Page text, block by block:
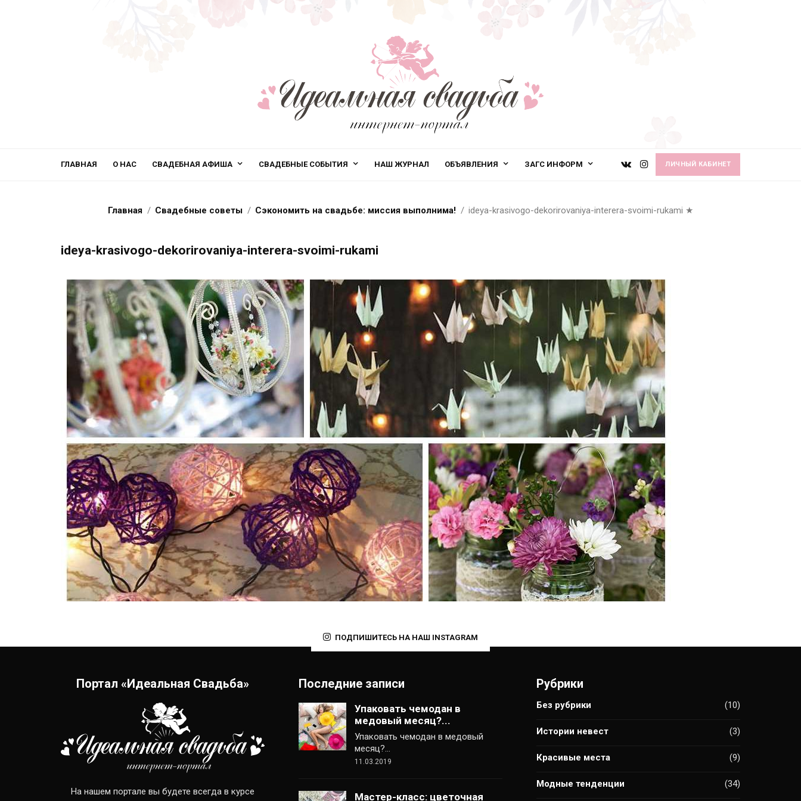
ГЛАВНАЯ О НАС СВАДЕБНАЯ АФИША СВАДЕБНЫЕ СОБЫТИЯ НАШ ЖУРНАЛ ОБЪЯВЛЕНИЯ ЗАГС ИНФОРМ ЛИЧНЫЙ КАБИНЕТ
Главная Свадебные советы Сэкономить на свадьбе: миссия выполнима! ideya-krasivogo-dekorirovaniya-interera-svoimi-rukami ★
ideya-krasivogo-dekorirovaniya-interera-svoimi-rukami
ПОДПИШИТЕСЬ НА НАШ INSTAGRAM
Портал «Идеальная Свадьба»
На нашем портале вы будете всегда в курсе
Последние записи
Упаковать чемодан в
медовый месяц?...
Упаковать чемодан в медовый
месяц?…
11.03.2019
Мастер-класс: цветочная
Рубрики
Без рубрики (10)
Истории невест (3)
Красивые места (9)
Модные тенденции (34)